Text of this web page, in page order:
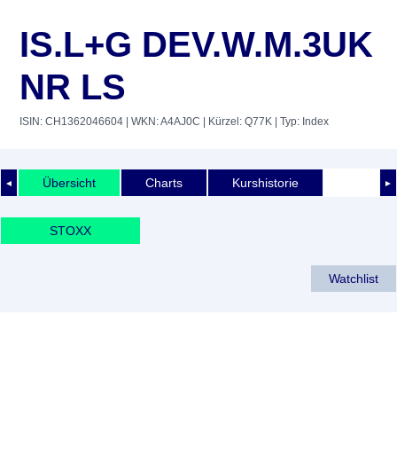
IS.L+G DEV.W.M.3UK
NR LS
ISIN: CH1362046604 | WKN: A4AJ0C | Kürzel: Q77K | Typ: Index
◄ ►
Übersicht Charts Kurshistorie
STOXX
Watchlist